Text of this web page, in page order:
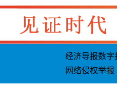
经济导报数字
网络侵权举报